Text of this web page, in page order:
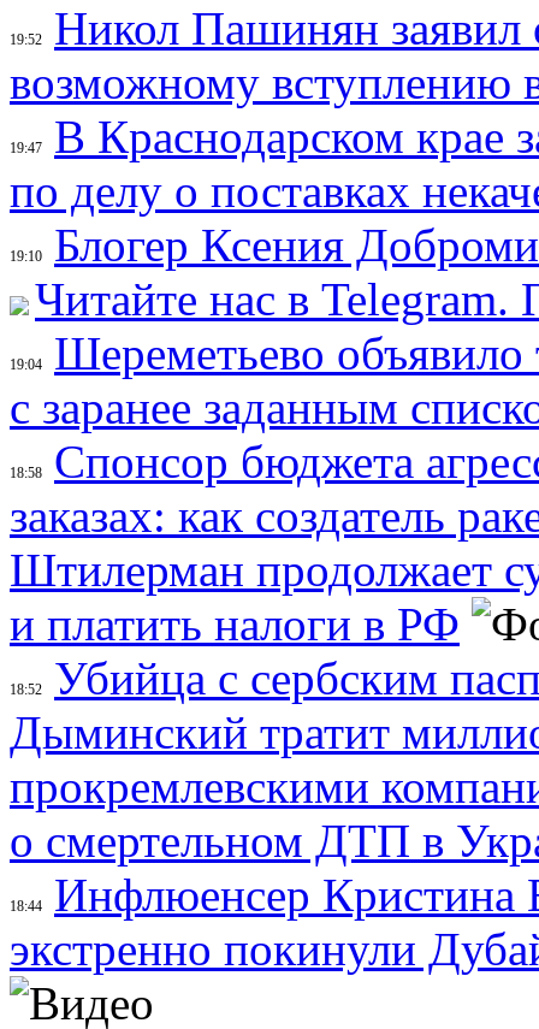
19:52
Никол Пашинян
возможному вступлению
19:47
В Краснодарском крае
по делу о поставках
19:10
Блогер Ксения
Читайте нас в
19:04
Шереметьево объявило
с заранее заданным
18:58
Спонсор бюджета
заказах: как создатель
Штилерман продолжает
и платить налоги в РФ
18:52
Убийца с сербским
Дыминский тратит
прокремлевскими
о смертельном ДТП в
18:44
Инфлюенсер Кристина
экстренно покинули